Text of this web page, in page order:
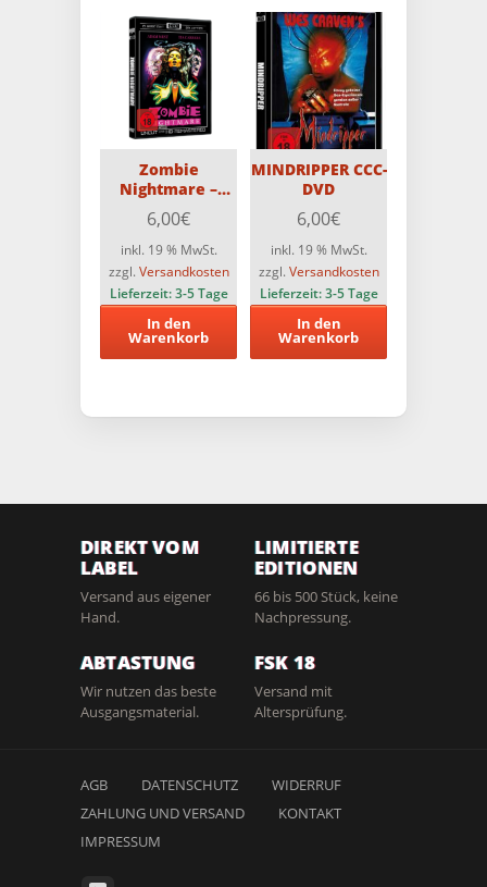
Zombie
Nightmare –
Classic Cult
Edition DVD
6,00€
inkl. 19 % MwSt.
zzgl. Versandkosten
Lieferzeit:3-5 Tage
In den
Warenkorb
MINDRIPPER CCC-
DVD
6,00€
inkl. 19 % MwSt.
zzgl. Versandkosten
Lieferzeit:3-5 Tage
In den
Warenkorb
DIREKT VOM
LABEL
Versand aus eigener
Hand.
LIMITIERTE
EDITIONEN
66 bis 500 Stück, keine
Nachpressung.
ABTASTUNG
Wir nutzen das beste
Ausgangsmaterial.
FSK 18
Versand mit
Altersprüfung.
AGB DATENSCHUTZ
WIDERRUF
ZAHLUNG UND VERSAND
KONTAKT
IMPRESSUM